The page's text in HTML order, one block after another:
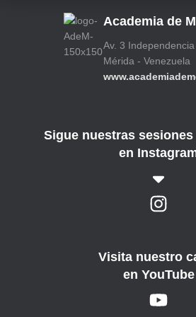
Academia de
Av. 3 Independencia
Mérida - Venezuela
Sigue nuestras
en
Visita nuestro
en YouTube